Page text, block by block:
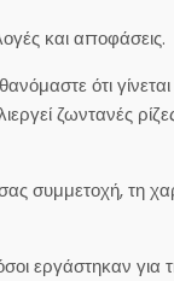
και αποφάσεις.
ότι
ζωντανές
συμμετοχή, τη
εργάστηκαν για